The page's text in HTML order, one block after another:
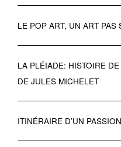
LE POP ART, UN ART PAS
LA PLÉIADE: HISTOIRE
DE JULES MICHELET
ITINÉRAIRE D’UN